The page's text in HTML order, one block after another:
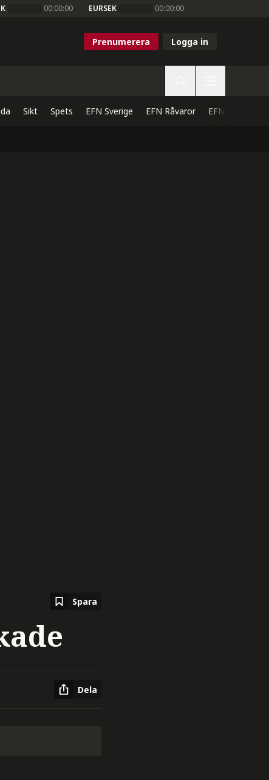
00:00:00 EURSEK 00:00:00
Prenumerera Logga in
Sikt Spets EFN Sverige EFN Råvaror EFN Direkt
Spara
Dela